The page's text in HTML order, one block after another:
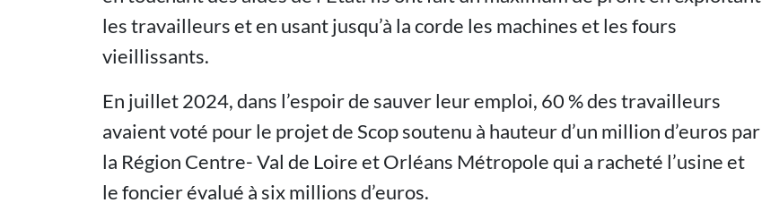
les travailleurs et en usant jusqu’à la corde les machines et les fours
vieillissants.
En juillet 2024, dans l’espoir de sauver leur emploi, 60 % des travailleurs
avaient voté pour le projet de Scop soutenu à hauteur d’un million d’euros par
la Région Centre- Val de Loire et Orléans Métropole qui a racheté l’usine et
le foncier évalué à six millions d’euros.